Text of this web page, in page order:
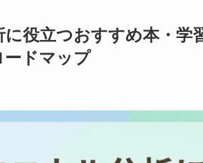
役立つおすすめ本・学
ードマップ